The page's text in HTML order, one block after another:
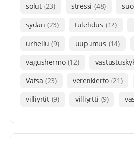
solut (23) stressi (48)
sydän (23) tulehdus (12)
urheilu (9) uupumus (14)
vagushermo (12)
Vatsa (23) verenkierto (21)
villiyrtit (9) villiyrtti (9)